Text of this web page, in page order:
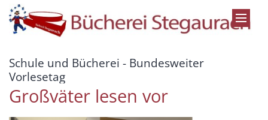
Zum Inhalt springen
Schule und Bücherei - Bundesweiter
Vorlesetag:
Großväter lesen vor